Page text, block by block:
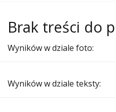
Brak treści do
Wyników w dziale foto:
Wyników w dziale teksty: